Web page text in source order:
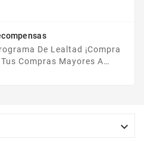
De Lealtad ¡compra
Compras Mayores A
